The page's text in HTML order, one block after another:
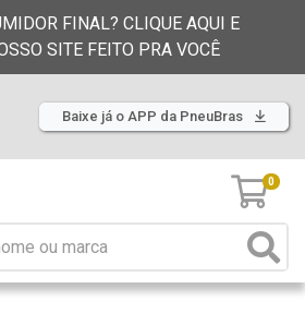
FINAL? CLIQUE AQUI E
SITE FEITO PRA VOCÊ
Baixe já o APP da PneuBras
0